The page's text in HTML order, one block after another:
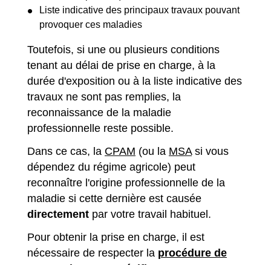
Liste indicative des principaux travaux pouvant
provoquer ces maladies
Toutefois, si une ou plusieurs conditions
tenant au délai de prise en charge, à la
durée d'exposition ou à la liste indicative des
travaux ne sont pas remplies, la
reconnaissance de la maladie
professionnelle reste possible.
Dans ce cas, la CPAM (ou la MSAsi vous
dépendez du régime agricole) peut
reconnaître l'origine professionnelle de la
maladie si cette dernière est causée
directement par votre travail habituel.
Pour obtenir la prise en charge, il est
nécessaire de respecter la procédure de